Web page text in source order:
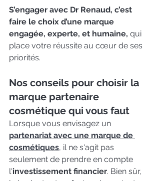
S’engager avec Dr Renaud, c’est
faire le choix d’une marque
engagée, experte, et humaine, qui
place votre réussite au cœur de ses
priorités.
Nos conseils pour choisir la
marque partenaire
cosmétique qui vous faut
Lorsque vous envisagez un
partenariat avec une marque de
cosmétiques, il ne s'agit pas
seulement de prendre en compte
l'investissement financier. Bien sûr,